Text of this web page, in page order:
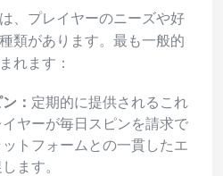
、プレイヤーのニーズや好
類があります。最も一般的
れます：
： 定期的に提供されるこれ
ヤーが毎日スピンを請求で
トフォームとの一貫したエ
ます。